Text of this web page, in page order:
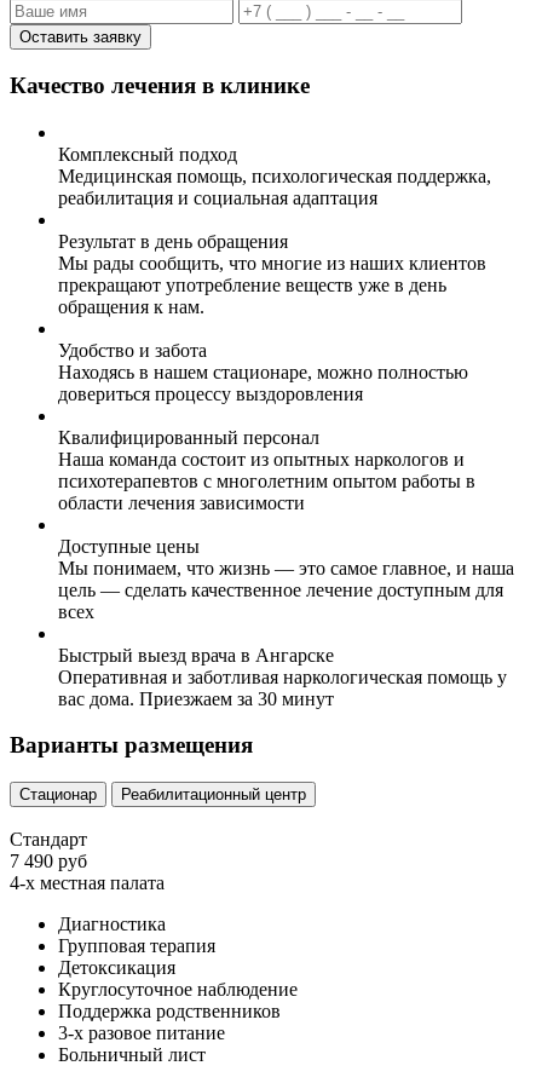
Оставить заявку
Качество лечения в клинике
Комплексный подход
Медицинская помощь, психологическая поддержка,
реабилитация и социальная адаптация
Результат в день обращения
Мы рады сообщить, что многие из наших клиентов
прекращают употребление веществ уже в день
обращения к нам.
Удобство и забота
Находясь в нашем стационаре, можно полностью
довериться процессу выздоровления
Квалифицированный персонал
Наша команда состоит из опытных наркологов и
психотерапевтов с многолетним опытом работы в
области лечения зависимости
Доступные цены
Мы понимаем, что жизнь — это самое главное, и наша
цель — сделать качественное лечение доступным для
всех
Быстрый выезд врача в Ангарске
Оперативная и заботливая наркологическая помощь у
вас дома. Приезжаем за 30 минут
Варианты размещения
Стационар Реабилитационный центр
Стандарт
7 490 руб
4-х местная палата
Диагностика
Групповая терапия
Детоксикация
Круглосуточное наблюдение
Поддержка родственников
3-х разовое питание
Больничный лист